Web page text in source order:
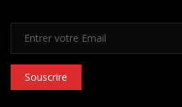
Souscrire